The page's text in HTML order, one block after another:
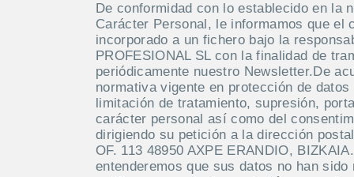
De conformidad con lo establecido en la
Carácter Personal, le informamos que el
incorporado a un fichero bajo la
PROFESIONAL SL con la finalidad de
periódicamente nuestro Newsletter.De
normativa vigente en protección de
limitación de tratamiento, supresión,
carácter personal así como del
dirigiendo su petición a la dirección
OF. 113 48950 AXPE ERANDIO,
entenderemos que sus datos no han